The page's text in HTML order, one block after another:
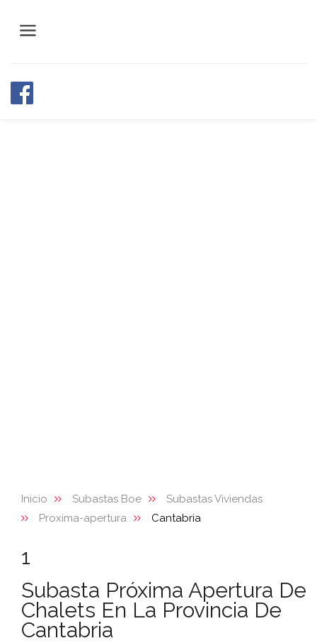
Inicio Subastas Boe
Subastas Viviendas
Proxima-apertura
Cantabria
1
Subasta Próxima Apertura De
Chalets En La Provincia De
Cantabria